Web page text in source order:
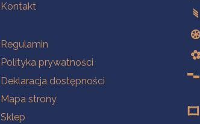
Kontakt
Na skróty
Regulamin
Polityka prywatności
Deklaracja dostępności
Mapa strony
Sklep